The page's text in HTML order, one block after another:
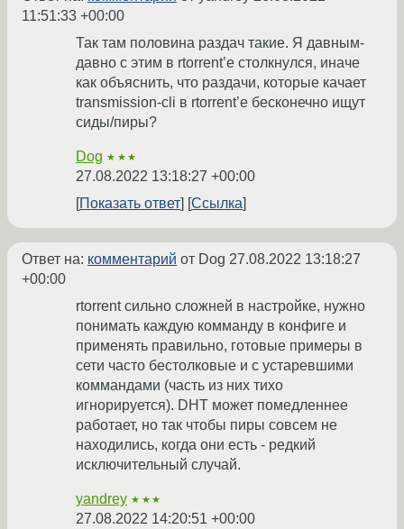
11:51:33 +00:00
Так там половина раздач такие. Я давным-
давно с этим в rtorrent’е столкнулся, иначе
как объяснить, что раздачи, которые качает
transmission-cli в rtorrent’е бесконечно ищут
сиды/пиры?
Dog ★★★
27.08.2022 13:18:27 +00:00
Показать ответ
Ссылка
Ответ на: комментарий от Dog 27.08.2022 13:18:27
+00:00
rtorrent сильно сложней в настройке, нужно
понимать каждую комманду в конфиге и
применять правильно, готовые примеры в
сети часто бестолковые и с устаревшими
коммандами (часть из них тихо
игнорируется). DHT может помедленнее
работает, но так чтобы пиры совсем не
находились, когда они есть - редкий
исключительный случай.
yandrey ★★★
27.08.2022 14:20:51 +00:00